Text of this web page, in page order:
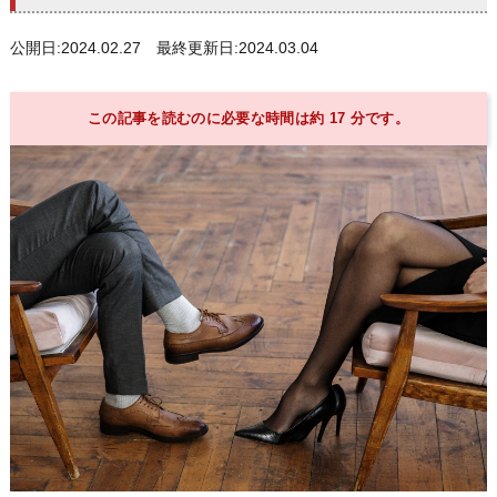
公開日:2024.02.27 最終更新日:2024.03.04
この記事を読むのに必要な時間は約 17 分です。